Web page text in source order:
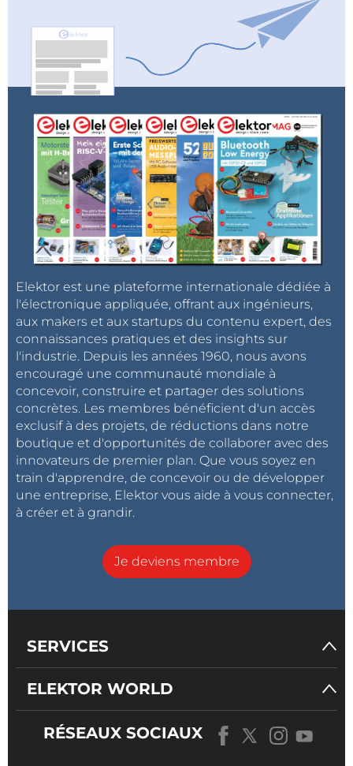
Elektor est une plateforme internationale dédiée à
l'électronique appliquée, offrant aux ingénieurs,
aux makers et aux startups du contenu expert, des
connaissances pratiques et des insights sur
l'industrie. Depuis les années 1960, nous avons
encouragé une communauté mondiale à
concevoir, construire et partager des solutions
concrètes. Les membres bénéficient d'un accès
exclusif à des projets, de réductions dans notre
boutique et d'opportunités de collaborer avec des
innovateurs de premier plan. Que vous soyez en
train d'apprendre, de concevoir ou de développer
une entreprise, Elektor vous aide à vous connecter,
à créer et à grandir.
Je deviens membre
SERVICES
ELEKTOR WORLD
RÉSEAUX SOCIAUX